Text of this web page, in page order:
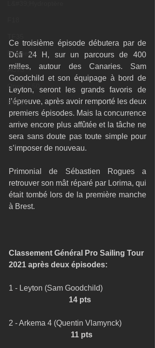
Business
AC75
Open 7.50
ETF26
Ce troisième épisode débutera par de
Défi 24 H, sur un parcours de 400
milles, autour des Canaries. Sam
Goodchild et son équipage à bord de
Leyton, seront les grands favoris de
l’épreuve, après avoir remporté les deux
premiers épisodes. Mais la concurrence
arrive encore plus affûtée et la tâche ne
sera sans doute pas toute simple pour
s’imposer de nouveau.
Primonial de Sébastien Rogues a
retrouver son mât réparé par Lorima, qui
était tombé lors de la première manche
à Brest.
Classement Général Pro Sailing Tour
2021 après deux épisodes:
1 - Leyton (Sam Goodchild)
14 pts
2 - Arkema 4 (Quentin Vlamynck)
11 pts